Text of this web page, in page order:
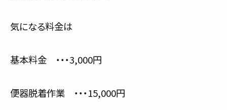
気になる料金は
基本料金 ・・・3,000円
便器脱着作業 ・・・15,000円